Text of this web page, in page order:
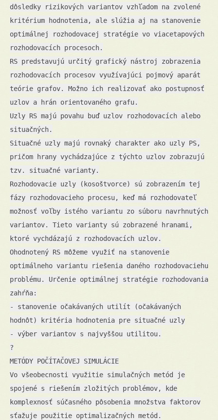
dôsledky rizikových variantov vzhľadom na zvolené
kritérium hodnotenia, ale slúžia aj na stanovenie
optimálnej rozhodovacej stratégie vo viacetapových
rozhodovacích procesoch.
RS predstavujú určitý grafický nástroj zobrazenia
rozhodovacích procesov využívajúci pojmový aparát
teórie grafov. Možno ich realizovať ako postupnosť
uzlov a hrán orientovaného grafu.
Uzly RS majú povahu buď uzlov rozhodovacích alebo
situačných.
Situačné uzly majú rovnaký charakter ako uzly PS,
pričom hrany vychádzajúce z týchto uzlov zobrazujú
tzv. situačné varianty.
Rozhodovacie uzly (kosoštvorce) sú zobrazením tej
fázy rozhodovacieho procesu, keď má rozhodovateľ
možnosť voľby istého variantu zo súboru navrhnutých
variantov. Tieto varianty sú zobrazené hranami,
ktoré vychdázajú z rozhodovacích uzlov.
Ohodnotený RS môžeme využiť na stanovenie
optimálneho variantu riešenia daného rozhodovaciehu
problému. Určenie optimálnej stratégie rozhodovania
zahŕňa:
- stanovenie očakávaných utilít (očakávaných
hodnôt) kritéria hodnotenia pre situačné uzly
- výber variantov s najvyššou utilitou.
?
METÓDY POČÍTAČOVEJ SIMULÁCIE
Vo všeobecnosti využitie simulačných metód je
spojené s riešením zložitých problémov, kde
komplexnosť súčasného pôsobenia množstva faktorov
sťažuje použitie optimalizačných metód.